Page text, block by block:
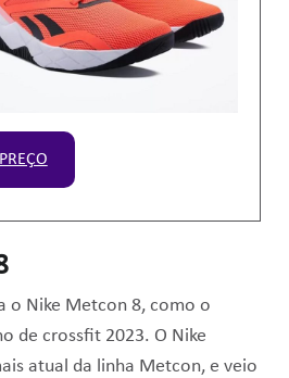
o Nike Metcon 8, como o
de crossfit 2023. O Nike
atual da linha Metcon, e veio